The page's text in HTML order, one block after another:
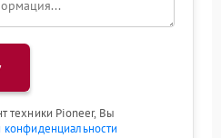
техники Pioneer, Вы
конфиденциальности